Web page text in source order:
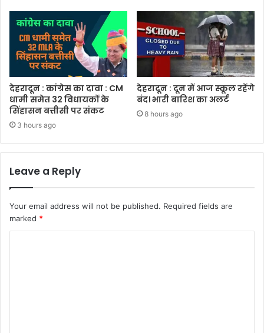
देहरादून : कांग्रेस का दावा : CM
धामी समेत 32 विधायकों के
सिंहासन बत्तीसी पर संकट
3 hours ago
देहरादून : दून में आज स्कूल रहेंगे
बंद। भारी बारिश का अलर्ट
8 hours ago
Leave a Reply
Your email address will not be published. Required fields are
marked *